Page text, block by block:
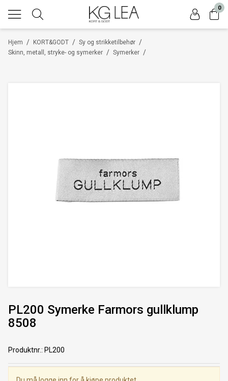
0
/
Hjem /
KORT&GODT /
Sy og strikketilbehør
/
Skinn, metall, stryke- og symerker /
Symerker
PL200 Symerke Farmors gullklump
8508
Produktnr.: PL200